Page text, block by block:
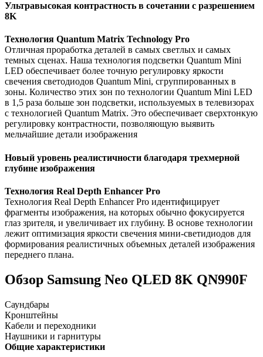
Ультравысокая контрастность в сочетании с разрешением
8K
Технология Quantum Matrix Technology Pro
Отличная проработка деталей в самых светлых и самых
темных сценах. Наша технология подсветки Quantum Mini
LED обеспечивает более точную регулировку яркости
свечения светодиодов Quantum Mini, сгруппированных в
зоны. Количество этих зон по технологии Quantum Mini LED
в 1,5 раза больше зон подсветки, используемых в телевизорах
с технологией Quantum Matrix. Это обеспечивает сверхтонкую
регулировку контрастности, позволяющую выявить
мельчайшие детали изображения
Новый уровень реалистичности благодаря трехмерной
глубине изображения
Технология Real Depth Enhancer Pro
Технология Real Depth Enhancer Pro идентифицирует
фрагменты изображения, на которых обычно фокусируется
глаз зрителя, и увеличивает их глубину. В основе технологии
лежит оптимизация яркости свечения мини-светидиодов для
формирования реалистичных объемных деталей изображения
переднего плана.
Обзор Samsung Neo QLED 8K QN990F
Саундбары
Кронштейны
Кабели и переходники
Наушники и гарнитуры
Общие характеристики